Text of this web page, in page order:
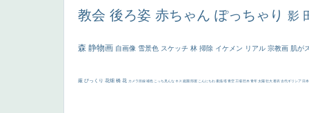
教会 後ろ姿 赤ちゃん ぽっちゃり 影
森 静物画 自画像 雪景色 スケッチ 林 掃除 イケメン リアル 宗教画 肌が
厳 びっくり 花畑 橋 花 カメラ目線 補色 こっち見んな キス 庭園 部屋 こんにちわ 素描 塔 青空 工場 巨木 青年 太陽 壮大 着衣 古代ギリシア 日